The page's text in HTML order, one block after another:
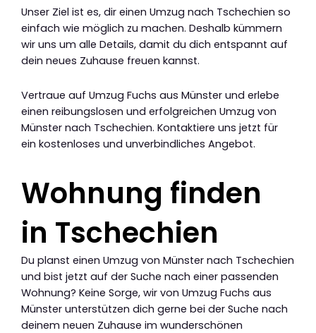
Unser Ziel ist es, dir einen Umzug nach Tschechien so
einfach wie möglich zu machen. Deshalb kümmern
wir uns um alle Details, damit du dich entspannt auf
dein neues Zuhause freuen kannst.
Vertraue auf Umzug Fuchs aus Münster und erlebe
einen reibungslosen und erfolgreichen Umzug von
Münster nach Tschechien. Kontaktiere uns jetzt für
ein kostenloses und unverbindliches Angebot.
Wohnung finden
in Tschechien
Du planst einen Umzug von Münster nach Tschechien
und bist jetzt auf der Suche nach einer passenden
Wohnung? Keine Sorge, wir von Umzug Fuchs aus
Münster unterstützen dich gerne bei der Suche nach
deinem neuen Zuhause im wunderschönen